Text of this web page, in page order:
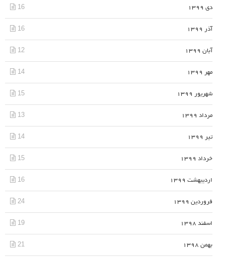
دی 1399 16
آذر 1399 16
آبان 1399 12
مهر 1399 14
شهریور 1399 15
مرداد 1399 13
تیر 1399 14
خرداد 1399 15
اردیبهشت 1399 16
فروردین 1399 24
اسفند 1398 19
بهمن 1398 21